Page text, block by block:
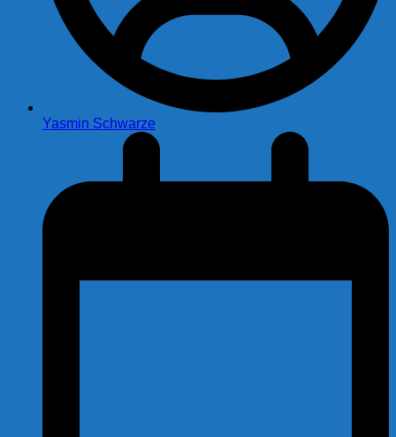
Yasmin Schwarze